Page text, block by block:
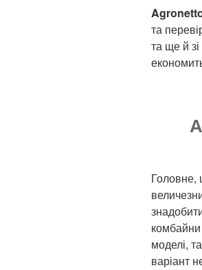
та
та ще й
Головне,
комбайни
моделі,
варіант